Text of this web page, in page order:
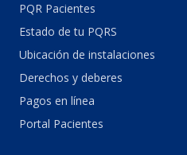
PQR Pacientes
Estado de tu PQRS
Ubicación de instalaciones
Derechos y deberes
Pagos en línea
Portal Pacientes